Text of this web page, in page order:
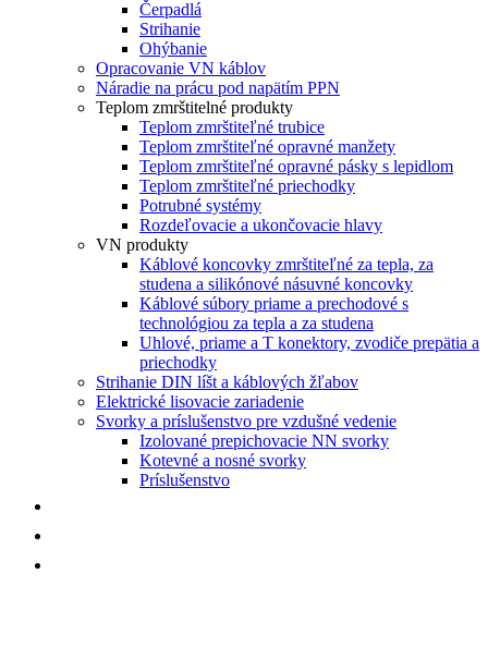
Čerpadlá
Strihanie
Ohýbanie
Opracovanie VN káblov
Náradie na prácu pod napätím PPN
Teplom zmrštitelné produkty
Teplom zmrštiteľné trubice
Teplom zmrštiteľné opravné manžety
Teplom zmrštiteľné opravné pásky s lepidlom
Teplom zmrštiteľné priechodky
Potrubné systémy
Rozdeľovacie a ukončovacie hlavy
VN produkty
Káblové koncovky zmrštiteľné za tepla, za
studena a silikónové násuvné koncovky
Káblové súbory priame a prechodové s
technológiou za tepla a za studena
Uhlové, priame a T konektory, zvodiče prepätia a
priechodky
Strihanie DIN líšt a káblových žľabov
Elektrické lisovacie zariadenie
Svorky a príslušenstvo pre vzdušné vedenie
Izolované prepichovacie NN svorky
Kotevné a nosné svorky
Príslušenstvo